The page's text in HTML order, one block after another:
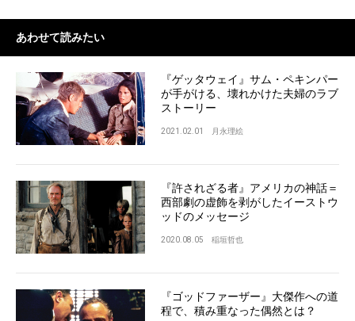
あわせて読みたい
『ゲッタウェイ』サム・ペキンパー
が手がける、壊れかけた夫婦のラブ
ストーリー
2021.02.01 月永理絵
『許されざる者』アメリカの神話＝
西部劇の虚飾を剥がしたイーストウ
ッドのメッセージ
2020.08.05 稲垣哲也
『ゴッドファーザー』大傑作への道
程で、積み重なった偶然とは？